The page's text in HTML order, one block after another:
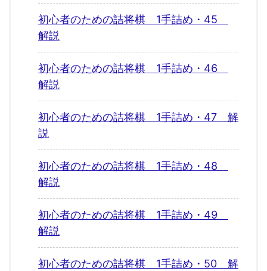
初心者のための詰将棋 1手詰め・45
解説
初心者のための詰将棋 1手詰め・46
解説
初心者のための詰将棋 1手詰め・47 解
説
初心者のための詰将棋 1手詰め・48
解説
初心者のための詰将棋 1手詰め・49
解説
初心者のための詰将棋 1手詰め・50 解